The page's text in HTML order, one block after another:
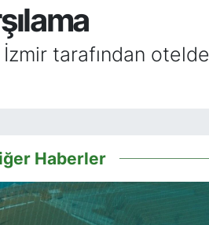
tarafından otelde
Haberler